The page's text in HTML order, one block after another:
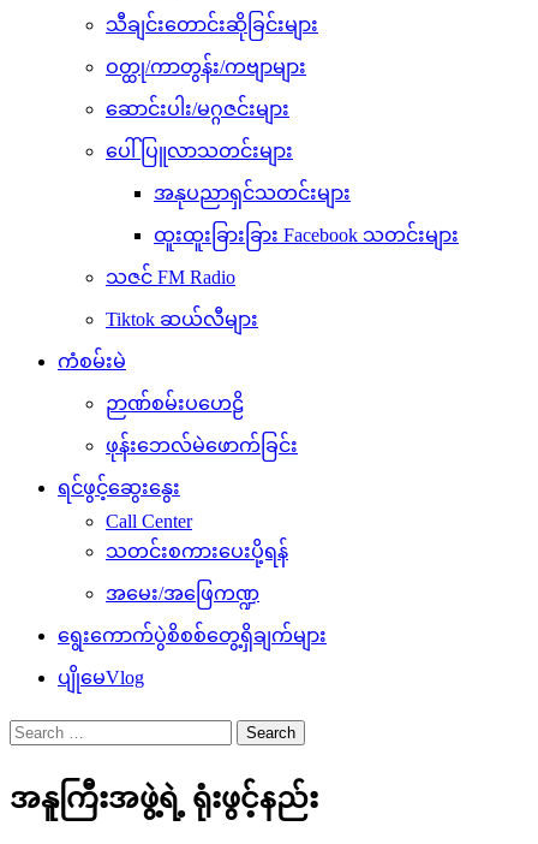
သီချင်းတောင်းဆိုခြင်းများ
ဝတ္ထု/ကာတွန်း/ကဗျာများ
ဆောင်းပါး/မဂ္ဂဇင်းများ
ပေါ်ပြူလာသတင်းများ
အနုပညာရှင်သတင်းများ
ထူးထူးခြားခြား Facebook သတင်းများ
သဇင် FM Radio
Tiktok ဆယ်လီများ
ကံစမ်းမဲ
ဉာဏ်စမ်းပဟေဠိ
ဖုန်းဘေလ်မဲဖောက်ခြင်း
ရင်ဖွင့်ဆွေးနွေး
Call Center
သတင်းစကားပေးပို့ရန်
အမေး/အဖြေကဏ္ဍ
ရွေးကောက်ပွဲစိစစ်တွေ့ရှိချက်များ
ပျိုမေVlog
Search
for:
အနူကြီးအဖွဲ့ရဲ့ ရုံးဖွင့်နည်း